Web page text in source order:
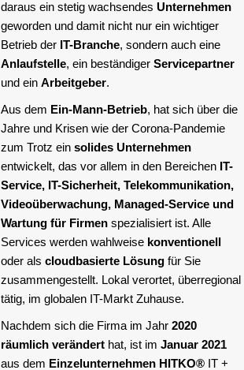
daraus ein stetig wachsendes Unternehmen
geworden und damit nicht nur ein wichtiger
Betrieb der IT-Branche, sondern auch eine
Anlaufstelle, ein beständiger Servicepartner
und ein Arbeitgeber.
Aus dem Ein-Mann-Betrieb, hat sich über die
Jahre und Krisen wie der Corona-Pandemie
zum Trotz ein solides Unternehmen
entwickelt, das vor allem in den Bereichen IT-
Service, IT-Sicherheit, Telekommunikation,
Videoüberwachung, Managed-Service und
Wartung für Firmen spezialisiert ist. Alle
Services werden wahlweise konventionell
oder als cloudbasierte Lösung für Sie
zusammengestellt. Lokal verortet, überregional
tätig, im globalen IT-Markt Zuhause.
Nachdem sich die Firma im Jahr 2020
räumlich verändert hat, ist im Januar 2021
aus dem Einzelunternehmen HITKO® IT +